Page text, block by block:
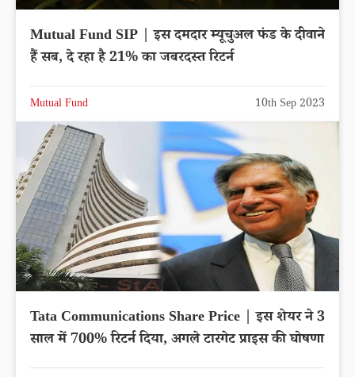
Mutual Fund SIP | इस दमदार म्यूचुअल फंड के दीवाने
हैं सब, दे रहा है 21% का जबरदस्त रिटर्न
Mutual Fund 10th Sep 2023
Tata Communications Share Price | इस शेयर ने 3
साल में 700% रिटर्न दिया, अगले टारगेट प्राइस की घोषणा